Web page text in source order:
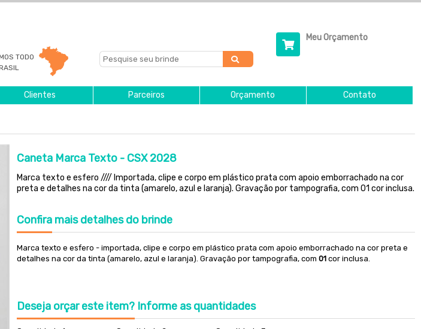
TODO
Meu Orçamento
Clientes Parceiros Orçamento Contato
Caneta Marca Texto - CSX 2028
Marca texto e esfero //// Importada, clipe e corpo em plástico prata com apoio emborrachado na cor
preta e detalhes na cor da tinta (amarelo, azul e laranja). Gravação por tampografia, com 01 cor inclusa.
Confiramais detalhes do brinde
Marca texto e esfero - importada, clipe e corpo em plástico prata com apoio emborrachado na cor preta e
detalhes na cor da tinta (amarelo, azul e laranja). Gravação por tampografia, com 01 cor inclusa.
Deseja orçar este item?Informe as quantidades